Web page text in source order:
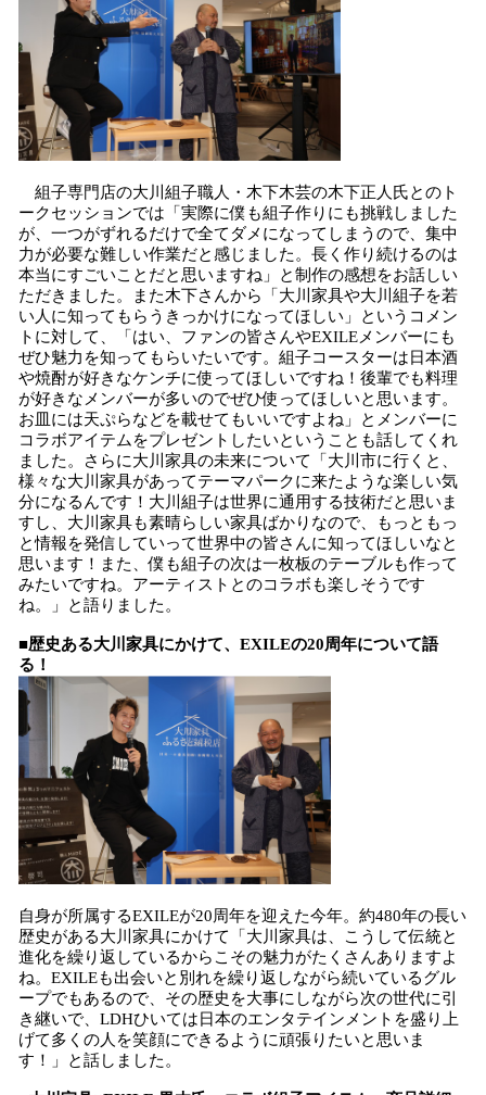
組子専門店の大川組子職人・木下木芸の木下正人氏とのト
ークセッションでは「実際に僕も組子作りにも挑戦しました
が、一つがずれるだけで全てダメになってしまうので、集中
力が必要な難しい作業だと感じました。長く作り続けるのは
本当にすごいことだと思いますね」と制作の感想をお話しい
ただきました。また木下さんから「大川家具や大川組子を若
い人に知ってもらうきっかけになってほしい」というコメン
トに対して、「はい、ファンの皆さんやEXILEメンバーにも
ぜひ魅力を知ってもらいたいです。組子コースターは日本酒
や焼酎が好きなケンチに使ってほしいですね！後輩でも料理
が好きなメンバーが多いのでぜひ使ってほしいと思います。
お皿には天ぷらなどを載せてもいいですよね」とメンバーに
コラボアイテムをプレゼントしたいということも話してくれ
ました。さらに大川家具の未来について「大川市に行くと、
様々な大川家具があってテーマパークに来たような楽しい気
分になるんです！大川組子は世界に通用する技術だと思いま
すし、大川家具も素晴らしい家具ばかりなので、もっともっ
と情報を発信していって世界中の皆さんに知ってほしいなと
思います！また、僕も組子の次は一枚板のテーブルも作って
みたいですね。アーティストとのコラボも楽しそうです
ね。」と語りました。
■歴史ある大川家具にかけて、EXILEの20周年について語
る！
自身が所属するEXILEが20周年を迎えた今年。約480年の長い
歴史がある大川家具にかけて「大川家具は、こうして伝統と
進化を繰り返しているからこその魅力がたくさんありますよ
ね。EXILEも出会いと別れを繰り返しながら続いているグル
ープでもあるので、その歴史を大事にしながら次の世代に引
き継いで、LDHひいては日本のエンタテインメントを盛り上
げて多くの人を笑顔にできるように頑張りたいと思いま
す！」と話しました。